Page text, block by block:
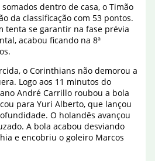
dentro de casa, o Timão
da classificação com 53 pontos.
tenta se garantir na fase prévia
acabou ficando na 8ª
o Corinthians não demorou a
Logo aos 11 minutos do
André Carrillo roubou a bola
para Yuri Alberto, que lançou
O holandês avançou
A bola acabou desviando
e encobriu o goleiro Marcos